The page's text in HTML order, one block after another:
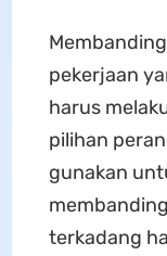
pekerjaan
harus
pilihan
gunakan
terkadang